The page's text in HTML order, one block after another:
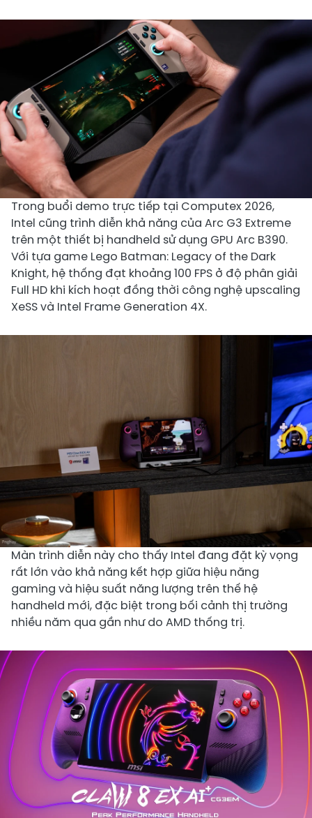
Trong buổi demo trực tiếp tại Computex 2026,
Intel cũng trình diễn khả năng của Arc G3 Extreme
trên một thiết bị handheld sử dụng GPU Arc B390.
Với tựa game Lego Batman: Legacy of the Dark
Knight, hệ thống đạt khoảng 100 FPS ở độ phân giải
Full HD khi kích hoạt đồng thời công nghệ upscaling
XeSS và Intel Frame Generation 4X.
Màn trình diễn này cho thấy Intel đang đặt kỳ vọng
rất lớn vào khả năng kết hợp giữa hiệu năng
gaming và hiệu suất năng lượng trên thế hệ
handheld mới, đặc biệt trong bối cảnh thị trường
nhiều năm qua gần như do AMD thống trị.